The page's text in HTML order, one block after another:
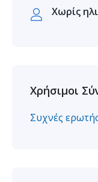
Χωρίς
Χρήσιμοι
Συχνές